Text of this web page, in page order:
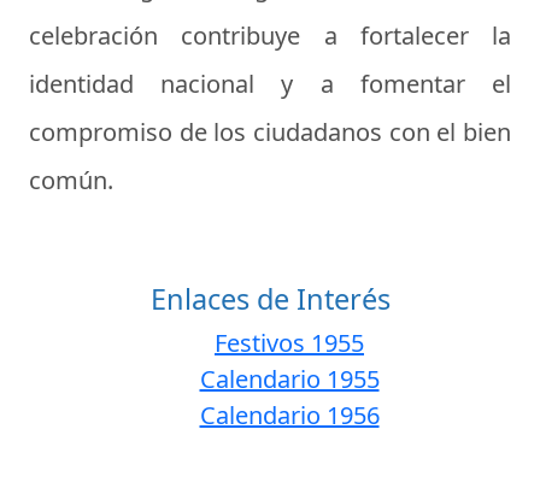
celebración contribuye a fortalecer la
identidad nacional y a fomentar el
compromiso de los ciudadanos con el bien
común.
Enlaces de Interés
Festivos 1955
Calendario 1955
Calendario 1956